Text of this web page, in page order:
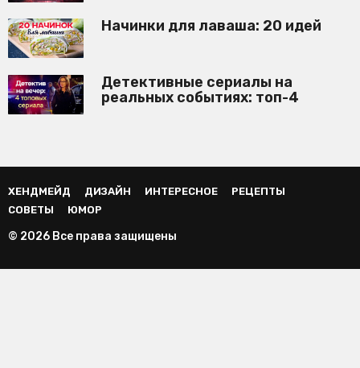
Начинки для лаваша: 20 идей
Детективные сериалы на
реальных событиях: топ-4
ХЕНДМЕЙД ДИЗАЙН ИНТЕРЕСНОЕ
РЕЦЕПТЫ
СОВЕТЫ
ЮМОР
© 2026 Все права защищены